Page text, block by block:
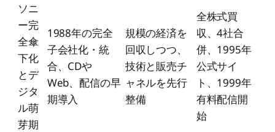
ソニ
ー完
全傘
下化
とデ
ジタ
ル萌
芽期
1988年の完全
子会社化・統
合、CDや
Web、配信の早
期導入
規模の経済を
回収しつつ、
技術と販売チ
ャネルを先行
整備
全株式買
収、4社合
併、1995年
公式サイ
ト、1999年
有料配信開
始